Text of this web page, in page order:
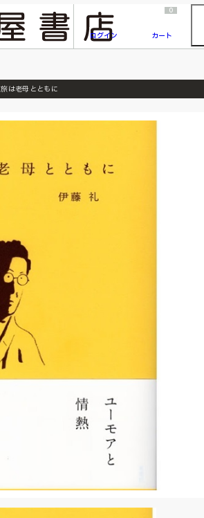
『ONE PIECE magazine 021 ONE PIECEカード付き同梱版』発売延期のご案内
ログイン
0
カート
旅は老母とともに